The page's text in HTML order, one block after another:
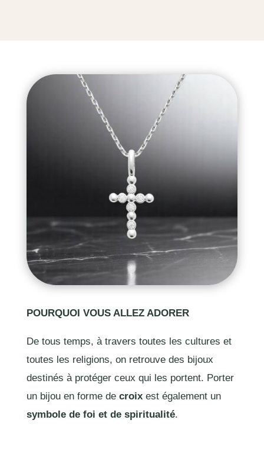
POURQUOI VOUS ALLEZ ADORER
De tous temps, à travers toutes les cultures et
toutes les religions, on retrouve des bijoux
destinés à protéger ceux qui les portent. Porter
un bijou en forme de croixest également un
symbole de foi et de spiritualité.